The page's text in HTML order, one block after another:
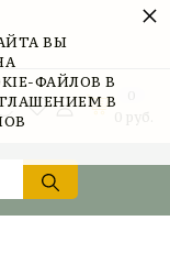
ВЫ
ФАЙЛОВ В
В
×